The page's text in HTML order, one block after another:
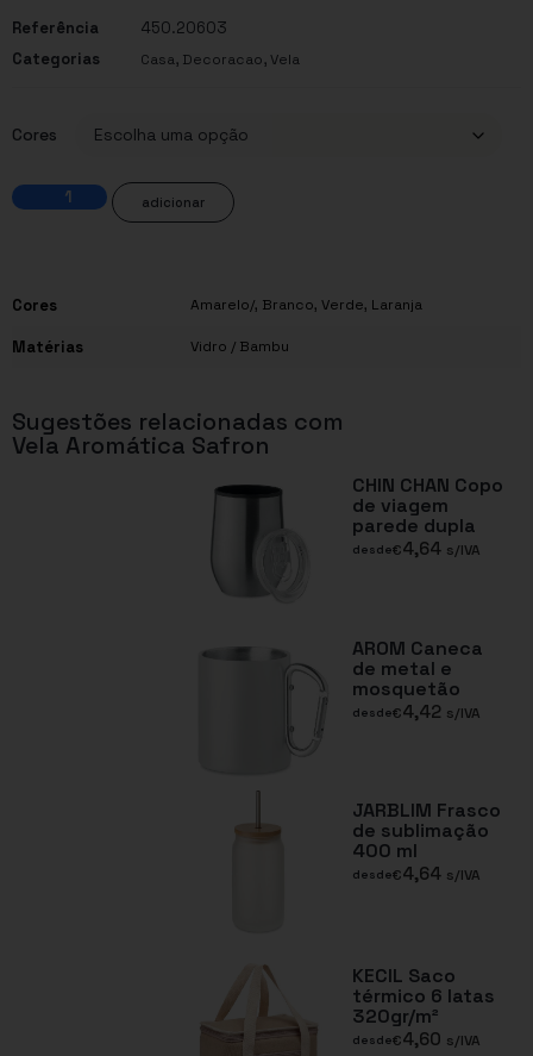
Referência
450.20603
Categorias
Casa, Decoracao,Vela
Cores
adicionar
Cores Amarelo/, Branco, Verde, Laranja
Matérias Vidro / Bambu
Sugestões relacionadas com
Vela Aromática Safron
CHIN CHAN Copo
de viagem
parede dupla
desde€4,64 s/IVA
AROM Caneca
de metal e
mosquetão
desde€4,42 s/IVA
JARBLIM Frasco
de sublimação
400 ml
desde€4,64 s/IVA
KECIL Saco
térmico 6 latas
320gr/m²
desde€4,60 s/IVA